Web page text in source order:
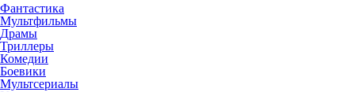
Фантастика
Мультфильмы
Драмы
Триллеры
Комедии
Боевики
Мультсериалы